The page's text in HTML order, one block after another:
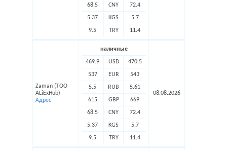
68.5 CNY 72.4
5.37 KGS 5.7
9.5 TRY 11.4
Zaman (ТОО
ALiExHub)
Адрес
наличные
469.9 USD 470.5
537 EUR 543
5.5 RUB 5.61
615 GBP 669
68.5 CNY 72.4
5.37 KGS 5.7
9.5 TRY 11.4
08.08.2026